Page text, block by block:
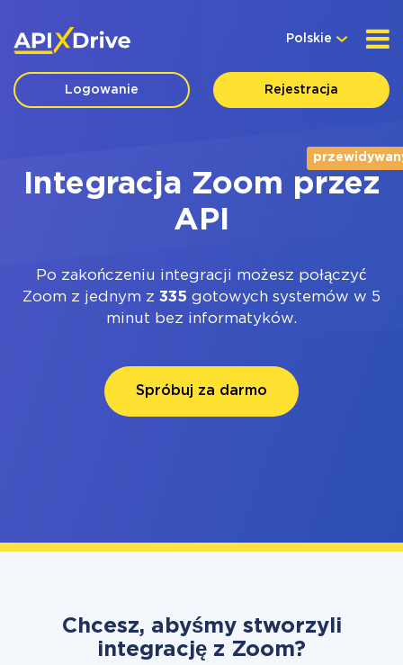
Polskie
Logowanie Rejestracja
Integracja Zoom przez
API
Po zakończeniu integracji możesz połączyć
Zoom z jednym z 335 gotowych systemów w 5
minut bez informatyków.
Spróbuj za darmo
Chcesz, abyśmy stworzyli
integrację z Zoom?